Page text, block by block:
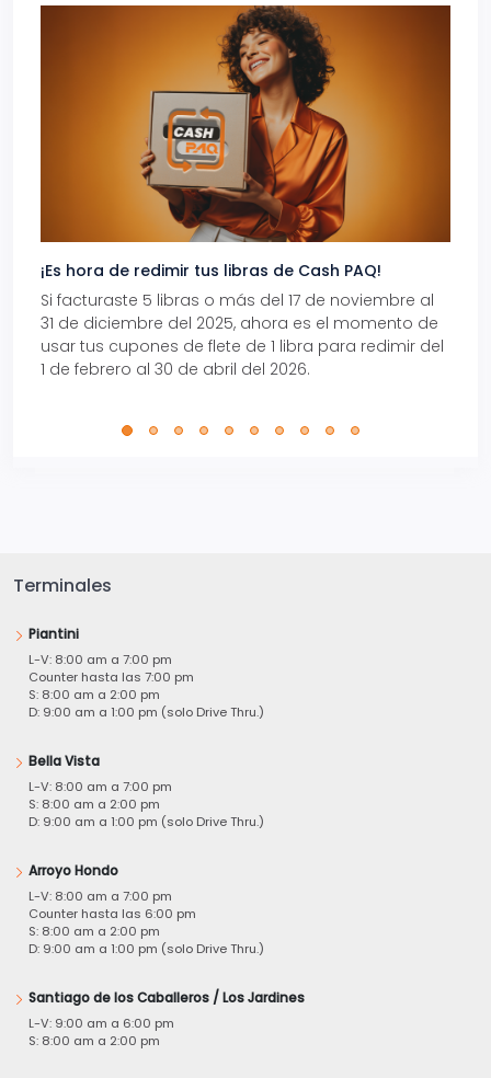
¡Es hora de redimir tus libras de Cash PAQ!
Si facturaste 5 libras o más del 17 de noviembre al
31 de diciembre del 2025, ahora es el momento de
usar tus cupones de flete de 1 libra para redimir del
1 de febrero al 30 de abril del 2026.
Terminales
Piantini
L-V: 8:00 am a 7:00 pm
Counter hasta las 7:00 pm
S: 8:00 am a 2:00 pm
D: 9:00 am a 1:00 pm (solo Drive Thru.)
Bella Vista
L-V: 8:00 am a 7:00 pm
S: 8:00 am a 2:00 pm
D: 9:00 am a 1:00 pm (solo Drive Thru.)
Arroyo Hondo
L-V: 8:00 am a 7:00 pm
Counter hasta las 6:00 pm
S: 8:00 am a 2:00 pm
D: 9:00 am a 1:00 pm (solo Drive Thru.)
Santiago de los Caballeros / Los Jardines
L-V: 9:00 am a 6:00 pm
S: 8:00 am a 2:00 pm